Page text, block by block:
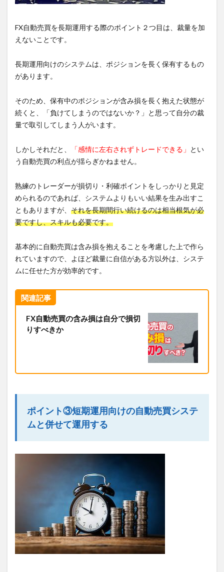
FX自動売買を長期運用する際のポイント２つ目は、裁量を加
えないことです。
長期運用向けのシステムは、ポジションを長く保有するもの
があります。
そのため、保有中のポジションが含み損を長く抱えた状態が
続くと、「負けてしまうのではないか？」と思って自分の裁
量で取引してしまう人がいます。
しかしそれだと、 「感情に左右されずトレードできる」 とい
う自動売買の利点が揺らぎかねません。
熟練のトレーダーが損切り・利確ポイントをしっかりと見定
められるのであれば、システムよりもいい結果を生み出すこ
ともありますが、 それを長期間行い続けるのは相当根気が必
要ですし、スキルも必要です。
基本的に自動売買は含み損を抱えることを考慮した上で作ら
れていますので、よほど裁量に自信がある方以外は、システ
ムに任せた方が効率的です。
関連記事
FX自動売買の含み損は自分で損切
りすべきか
ポイント③短期運用向けの自動売買システ
ムと併せて運用する